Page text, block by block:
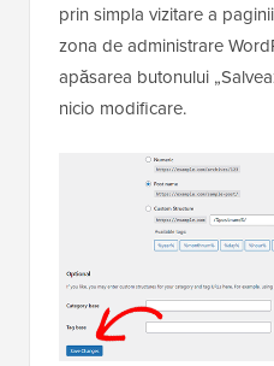
prin simpla vizitare a paginii
zona de administrare
apăsarea butonului
nicio modificare.